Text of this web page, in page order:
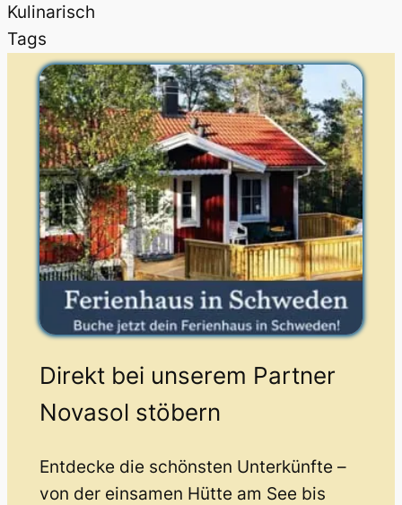
Kulinarisch
Tags
Direkt bei unserem Partner
Novasol stöbern
Entdecke die schönsten Unterkünfte –
von der einsamen Hütte am See bis